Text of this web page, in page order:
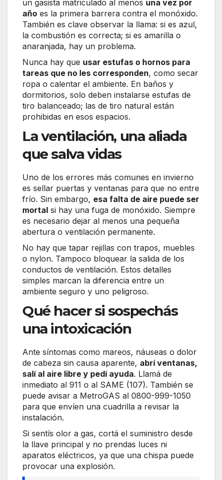
un gasista matriculado al menos una vez por
año es la primera barrera contra el monóxido.
También es clave observar la llama: si es azul,
la combustión es correcta; si es amarilla o
anaranjada, hay un problema.
Nunca hay que usar estufas o hornos para
tareas que no les corresponden, como secar
ropa o calentar el ambiente. En baños y
dormitorios, solo deben instalarse estufas de
tiro balanceado; las de tiro natural están
prohibidas en esos espacios.
La ventilación, una aliada
que salva vidas
Uno de los errores más comunes en invierno
es sellar puertas y ventanas para que no entre
frío. Sin embargo, esa falta de aire puede ser
mortal si hay una fuga de monóxido. Siempre
es necesario dejar al menos una pequeña
abertura o ventilación permanente.
No hay que tapar rejillas con trapos, muebles
o nylon. Tampoco bloquear la salida de los
conductos de ventilación. Estos detalles
simples marcan la diferencia entre un
ambiente seguro y uno peligroso.
Qué hacer si sospechás
una intoxicación
Ante síntomas como mareos, náuseas o dolor
de cabeza sin causa aparente, abrí ventanas,
salí al aire libre y pedí ayuda. Llamá de
inmediato al 911 o al SAME (107). También se
puede avisar a MetroGAS al 0800-999-1050
para que envíen una cuadrilla a revisar la
instalación.
Si sentís olor a gas, cortá el suministro desde
la llave principal y no prendas luces ni
aparatos eléctricos, ya que una chispa puede
provocar una explosión.